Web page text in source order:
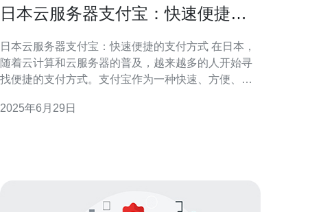
日本云服务器支付宝：快速便捷的
日本云服务器支付宝：快速便捷的支付方式 在日本，
随着云计算和云服务器的普及，越来越多的人开始寻
找便捷的支付方式。支付宝作为一种快速、方便、安
器支付宝的使用也逐渐增多，为用户提供了更加便捷
2025年6月29日